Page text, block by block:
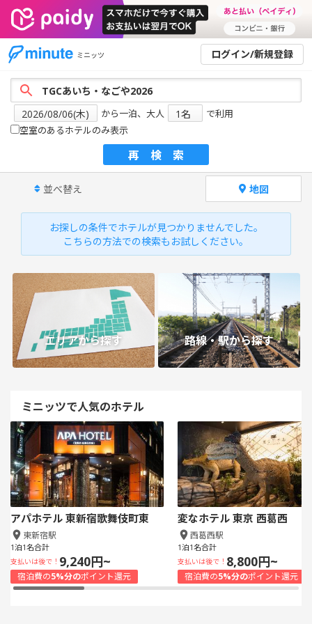
ミニッツ ログイン/新規登録
から一泊、大人
で利用
空室のあるホテルのみ表示
再検索
並べ替え 地図
お探しの条件でホテルが見つかりませんでした。
こちらの方法での検索もお試しください。
エリアから探す 路線・駅から探す
ミニッツで人気のホテル
アパホテル 東新宿歌舞伎町東
東新宿駅
1泊1名合計
支払いは後で！ 9,240円~
宿泊費の5%分のポイント還元
変なホテル 東京 西葛西
西葛西駅
1泊1名合計
支払いは後で！ 8,800円~
宿泊費の5%分のポイント還元